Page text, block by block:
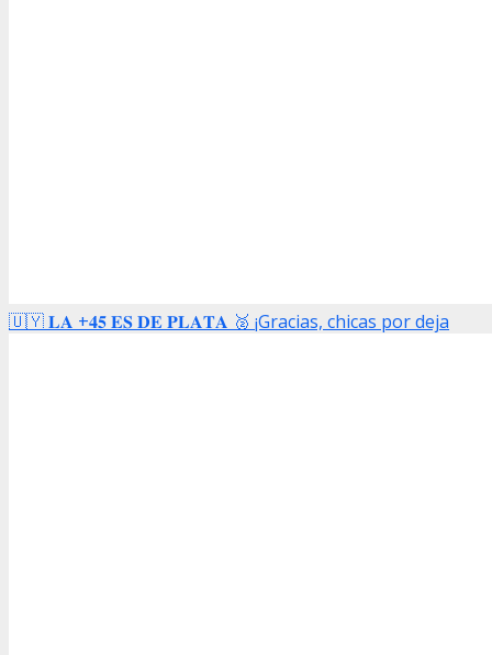
🇺🇾 𝐋𝐀 +𝟒𝟓 𝐄𝐒 𝐃𝐄 𝐏𝐋𝐀𝐓𝐀 🥈 ¡Gracias, chicas por deja